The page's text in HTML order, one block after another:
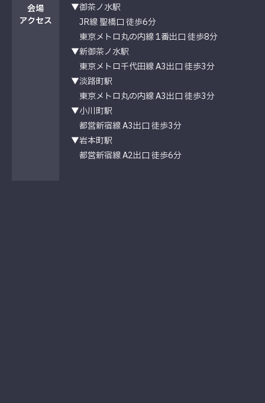
会場
アクセス
▼御茶ノ水駅
JR線 聖橋口 徒歩6分
東京メトロ丸の内線 1番出口 徒歩8分
▼新御茶ノ水駅
東京メトロ千代田線 A3出口 徒歩3分
▼淡路町駅
東京メトロ丸の内線 A3出口 徒歩3分
▼小川町駅
都営新宿線 A3出口 徒歩3分
▼岩本町駅
都営新宿線 A2出口 徒歩6分